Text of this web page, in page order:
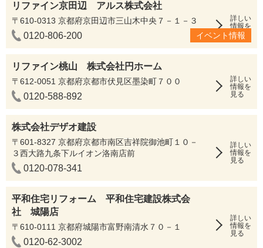
リファイン京田辺 アルス株式会社
〒610-0313 京都府京田辺市三山木中央７－１－３
0120-806-200
詳しい
情報を
見る
イベント情報
リファイン桃山 株式会社円ホーム
〒612-0051 京都府京都市伏見区墨染町７００
0120-588-892
詳しい
情報を
見る
株式会社デザオ建設
〒601-8327 京都府京都市南区吉祥院御池町１０－
３西大路九条下ルイオン洛南店前
0120-078-341
詳しい
情報を
見る
平和住宅リフォーム 平和住宅建設株式会
社 城陽店
〒610-0111 京都府城陽市富野南清水７０－１
0120-62-3002
詳しい
情報を
見る